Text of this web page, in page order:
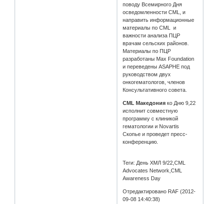
поводу Всемирного Дня
осведомленности CML, и
направить информационные
материалы по CML и
важности анализа ПЦР
врачам сельских районов.
Материалы по ПЦР
разработаны Max Foundation
и переведены ASAPHE под
руководством двух
онкогематологов, членов
Консультативного совета.
CML Македония ко Дню 9,22
исполнит совместную
программу с клиникой
гематологии и Novartis
Скопье и проведет пресс-
конференцию.
Теги: День ХМЛ 9/22,CML
Advocates Network,CML
Awareness Day
Отредактировано RAF (2012-
09-08 14:40:38)